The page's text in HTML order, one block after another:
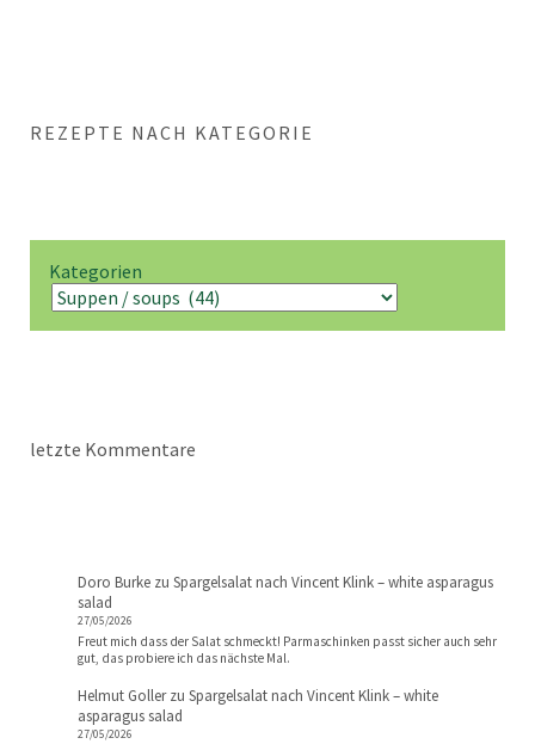
REZEPTE NACH KATEGORIE
Kategorien
letzte Kommentare
Doro Burke zu Spargelsalat nach Vincent Klink – white asparagus
salad
27/05/2026
Freut mich dass der Salat schmeckt! Parmaschinken passt sicher auch sehr
gut, das probiere ich das nächste Mal.
Helmut Gollerzu Spargelsalat nach Vincent Klink – white
asparagus salad
27/05/2026